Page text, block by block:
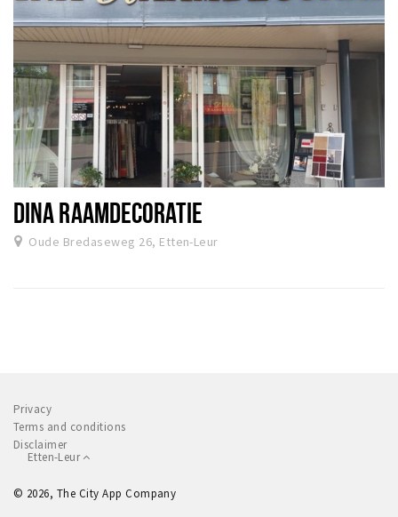
DINA RAAMDECORATIE
Oude Bredaseweg 26, Etten-Leur
Privacy
Terms and conditions
Disclaimer
Etten-Leur
© 2026, The City App Company